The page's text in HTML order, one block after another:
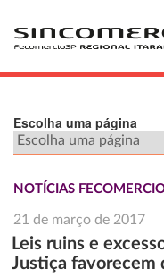
Escolha uma página
NOTÍCIAS
21 de março de 2017
Leis ruins e
Justiça favorecem